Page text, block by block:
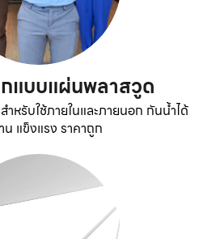
แบบแผ่นพลาสวูด
หรับใช้ภายในและภายนอก กันน้ำได้
แข็งแรง ราคาถูก